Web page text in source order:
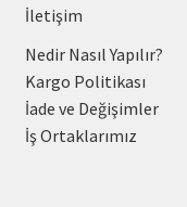
İletişim
Nedir Nasıl Yapılır?
Kargo Politikası
İade ve Değişimler
İş Ortaklarımız